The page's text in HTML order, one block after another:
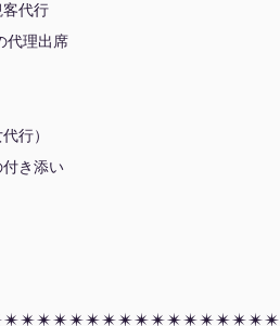
客代行
代理出席
行）
付き添い